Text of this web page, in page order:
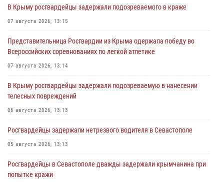
В Крыму росгвардейцы задержали подозреваемого в краже
07 августа 2026, 13:15
Представительница Росгвардии из Крыма одержала победу во
Всероссийских соревнованиях по легкой атлетике
07 августа 2026, 13:14
В Крыму росгвардейцы задержали подозреваемую в нанесении
телесных повреждений
06 августа 2026, 13:13
Росгвардейцы задержали нетрезвого водителя в Севастополе
05 августа 2026, 13:13
Росгвардейцы в Севастополе дважды задержали крымчанина при
попытке кражи